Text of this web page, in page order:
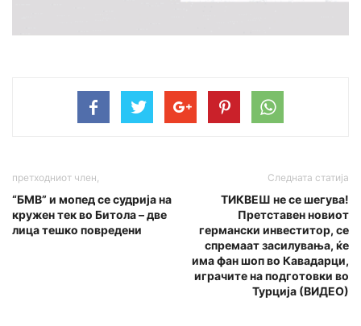
претходниот член,
“БМВ” и мопед се судрија на
кружен тек во Битола – две
лица тешко повpeдени
Следната статија
TИКВЕШ не се шегува!
Претставен новиот
германски инвеститор, се
спремаат засилувања, ќе
има фан шоп во Кавадарци,
играчите на подготовки во
Турција (ВИДЕО)